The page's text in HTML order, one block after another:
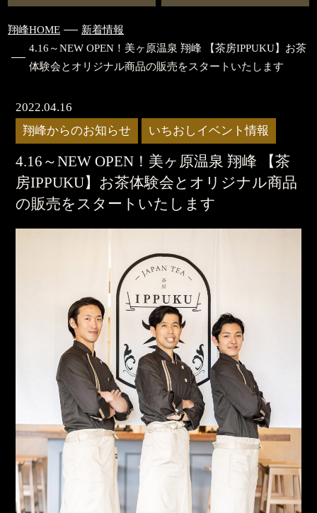
翔峰HOME
新着情報
4.16～NEW OPEN！美ヶ原温泉 翔峰 【茶房IPPUKU】お茶
体験会とオリジナル商品の販売をスタートいたします
2022.04.16
翔峰からのお知らせ
いちおしイベント情報
4.16～NEW OPEN！美ヶ原温泉 翔峰 【茶
房IPPUKU】お茶体験会とオリジナル商品
の販売をスタートいたします